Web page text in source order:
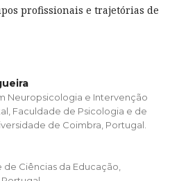
profissionais e trajetórias de
Neuropsicologia e Intervenção
Faculdade de Psicologia e de
de Coimbra, Portugal.
Ciências da Educação,